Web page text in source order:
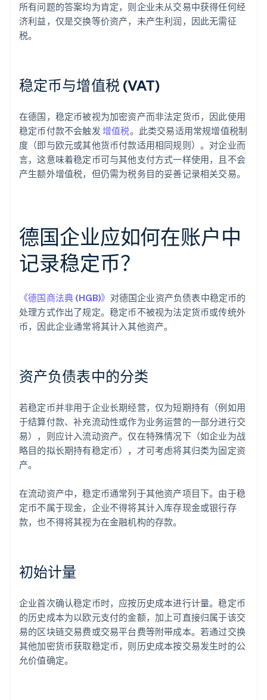
所有问题的答案均为肯定，则企业未从交易中获得任何经
济利益，仅是交换等价资产，未产生利润，因此无需征
税。
稳定币与增值税 (VAT)
在德国，稳定币被视为加密资产而非法定货币，因此使用
稳定币付款不会触发 增值税。此类交易适用常规增值税制
度（即与欧元或其他货币付款适用相同规则）。对企业而
言，这意味着稳定币可与其他支付方式一样使用，且不会
产生额外增值税，但仍需为税务目的妥善记录相关交易。
德国企业应如何在账户中
记录稳定币？
《德国商法典 (HGB)》 对德国企业资产负债表中稳定币的
处理方式作出了规定。稳定币不被视为法定货币或传统外
币，因此企业通常将其计入其他资产。
资产负债表中的分类
若稳定币并非用于企业长期经营，仅为短期持有（例如用
于结算付款、补充流动性或作为业务运营的一部分进行交
易），则应计入流动资产。仅在特殊情况下（如企业为战
略目的拟长期持有稳定币），才可考虑将其归类为固定资
产。
在流动资产中，稳定币通常列于其他资产项目下。由于稳
定币不属于现金，企业不得将其计入库存现金或银行存
款，也不得将其视为在金融机构的存款。
初始计量
企业首次确认稳定币时，应按历史成本进行计量。稳定币
的历史成本为以欧元支付的金额，加上可直接归属于该交
易的区块链交易费或交易平台费等附带成本。若通过交换
其他加密货币获取稳定币，则历史成本按交易发生时的公
允价值确定。